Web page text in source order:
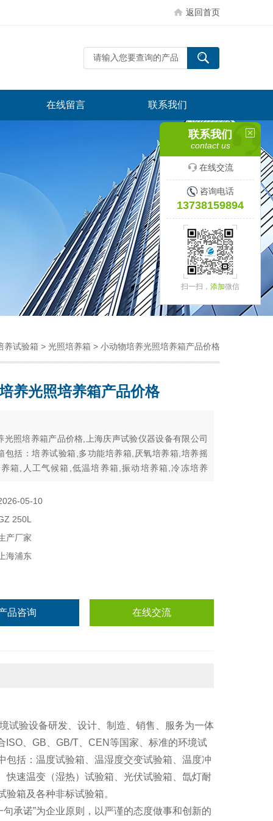
返回首页
在线留言 联系我们
养试验箱 > 光照培养箱 > 小动物培养光照培养箱产品价格
养光照培养箱产品价格
光照培养箱产品价格,上海庆声试验仪器设备有限公司
包括：培养试验箱,多功能培养箱,厌氧培养箱,培养摇
箱,人工气候箱,低温培养箱,振动培养箱,冷冻培养
05-10
250L
产厂家
海浦东
品咨询 在线交流
试验设备研发、设计、制造、销售、服务为一体
、GB、GB/T、CEN等国家、标准的环境试
括：温度试验箱、温湿度交变试验箱、温度冲
快速温变（湿热）试验箱、光伏试验箱、氙灯耐
验箱及各种非标试验箱。
承诺”为企业原则，以严谨的态度做事和创新的
联系我们
contact us
在线交流
咨询电话
13738159894
扫一扫， 添加微信